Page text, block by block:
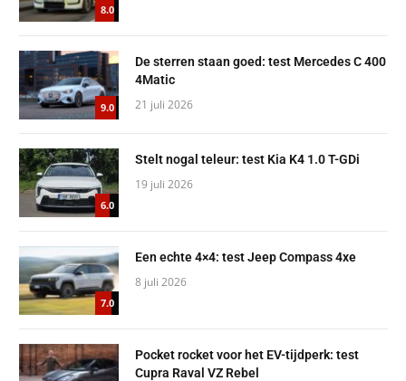
8.0
9.0
De sterren staan goed: test Mercedes C 400
4Matic
21 juli 2026
6.0
Stelt nogal teleur: test Kia K4 1.0 T-GDi
19 juli 2026
7.0
Een echte 4×4: test Jeep Compass 4xe
8 juli 2026
Pocket rocket voor het EV-tijdperk: test
Cupra Raval VZ Rebel